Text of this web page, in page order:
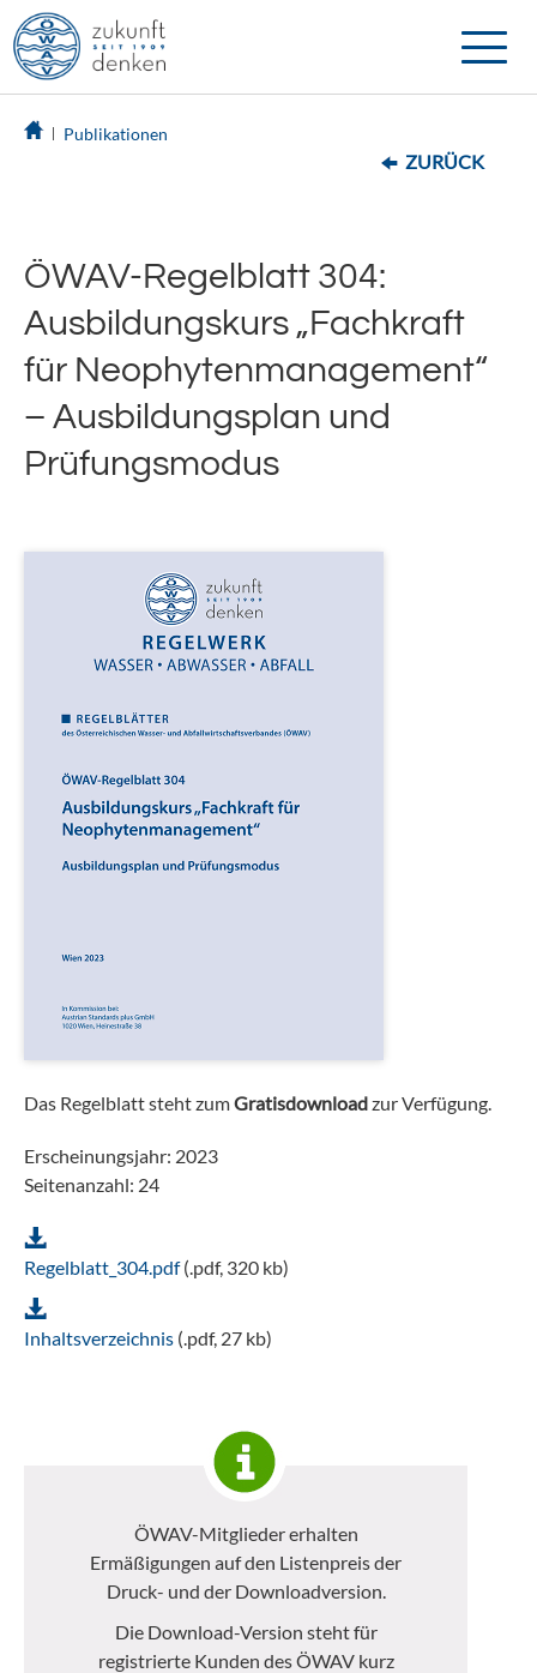
Toggle
Publikationen
ZURÜCK
ÖWAV-Regelblatt 304:
Ausbildungskurs „Fachkraft
für Neophytenmanagement“
– Ausbildungsplan und
Prüfungsmodus
Das Regelblatt steht zumGratisdownloadzur Verfügung.
Erscheinungsjahr: 2023
Seitenanzahl: 24
Regelblatt_304.pdf(.pdf, 320 kb)
Inhaltsverzeichnis (.pdf, 27 kb)
ÖWAV-Mitglieder erhalten
Ermäßigungen auf den Listenpreis der
Druck- und der Downloadversion.
Die Download-Version steht für
registrierte Kunden des ÖWAV kurz